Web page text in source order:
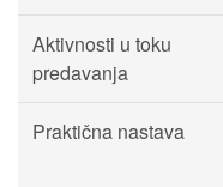
Aktivnosti u toku
predavanja
Praktična nastava